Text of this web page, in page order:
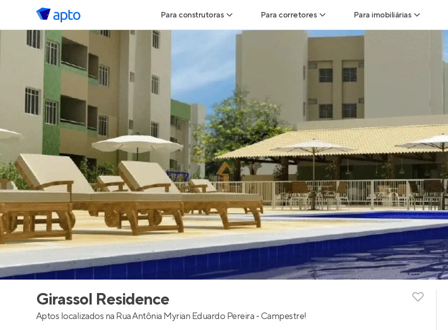
Para construtoras
Geração de Visitas
Geração de Vendas
Maiores Construtoras
Parcerias Imobiliárias
Anunciar Imóveis
Para corretores
Parcerias imobiliárias
Hub de Corretores
Perfil Verificado
Anunciar imóveis
Para imobiliárias
Anunciar imóveis
Girassol Residence
Aptos localizados na Rua Antônia Myrian Eduardo Pereira - Campestre!